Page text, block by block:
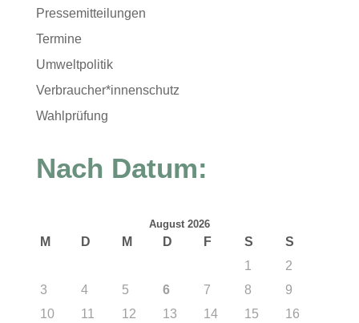
Pressemitteilungen
Termine
Umweltpolitik
Verbraucher*innenschutz
Wahlprüfung
Nach Datum:
August 2026
M D M D F S
S
1
2
3
4 5 6 7 8
9
10
11 12 13 14 15
16